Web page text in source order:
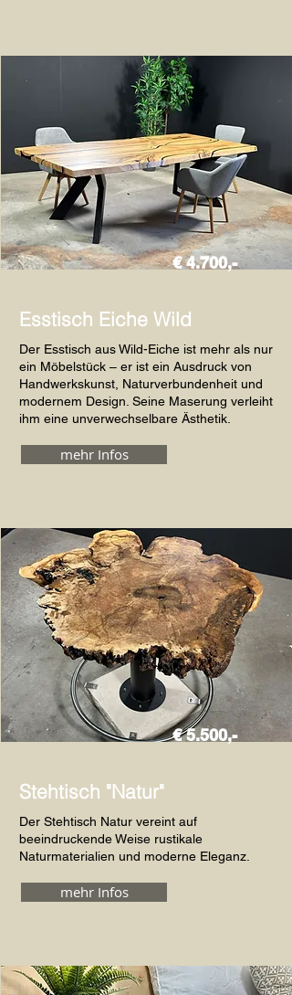
Esstisch Eiche Wild
€ 4.700,-
Der Esstisch aus Wild-Eiche ist mehr als nur
ein Möbelstück – er ist ein Ausdruck von
Handwerkskunst, Naturverbundenheit und
modernem Design. Seine Maserung verleiht
ihm eine unverwechselbare Ästhetik.
mehr Infos
Stehtisch "Natur"
€ 5.500,-
Der Stehtisch Natur vereint auf
beeindruckende Weise rustikale
Naturmaterialien und moderne Eleganz.
mehr Infos